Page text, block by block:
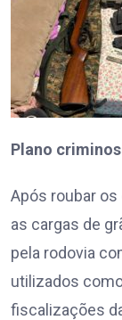
Plano
Após roubar
as cargas de
pela rodovia
utilizados
fiscalizações